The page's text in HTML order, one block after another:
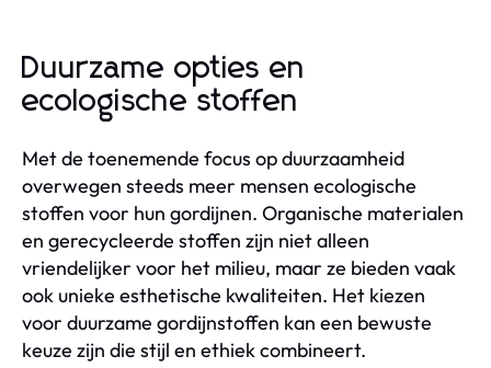
Duurzame opties en
ecologische stoffen
Met de toenemende focus op duurzaamheid
overwegen steeds meer mensen ecologische
stoffen voor hun gordijnen. Organische materialen
en gerecycleerde stoffen zijn niet alleen
vriendelijker voor het milieu, maar ze bieden vaak
ook unieke esthetische kwaliteiten. Het kiezen
voor duurzame gordijnstoffen kan een bewuste
keuze zijn die stijl en ethiek combineert.